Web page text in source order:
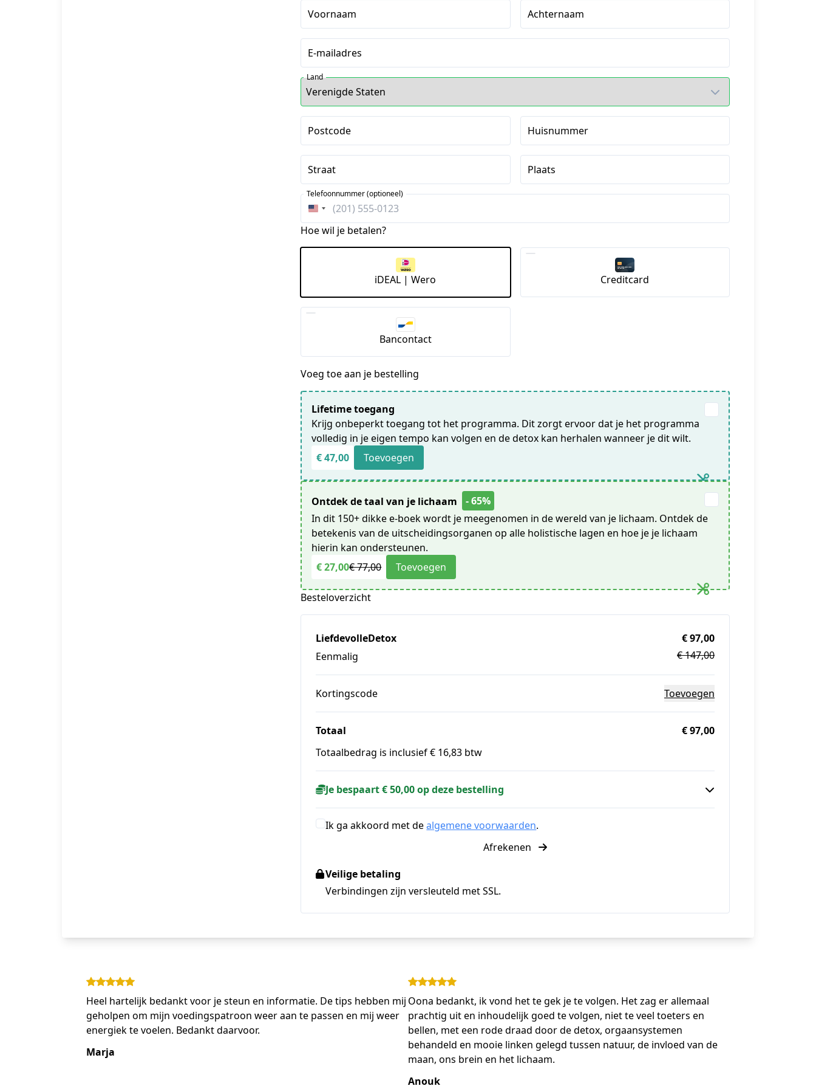
Voornaam Achternaam
E-mailadres
Land
Postcode Huisnummer
Straat Plaats
Verenigde
Staten
Telefoonnummer (optioneel)
Hoe wil je betalen?
iDEAL | Wero Creditcard
Bancontact
Voeg toe aan je bestelling
Lifetime toegang
Krijg onbeperkt toegang tot het programma. Dit zorgt ervoor dat je het programma
volledig in je eigen tempo kan volgen en de detox kan herhalen wanneer je dit wilt.
€ 47,00
Toevoegen
Ontdek de taal van je lichaam
- 65%
In dit 150+ dikke e-boek wordt je meegenomen in de wereld van je lichaam. Ontdek de
betekenis van de uitscheidingsorganen op alle holistische lagen en hoe je je lichaam
hierin kan ondersteunen.
€ 27,00€ 77,00 Toevoegen
Besteloverzicht
LiefdevolleDetox
Eenmalig
€ 97,00
€ 147,00
Kortingscode Toevoegen
Totaal
€ 97,00
Totaalbedrag is inclusief € 16,83 btw
Je bespaart € 50,00 op deze bestelling
Ik ga akkoord met dealgemene voorwaarden.
Afrekenen
Veilige betaling
Verbindingen zijn versleuteld met SSL.
Heel hartelijk bedankt voor je steun en informatie. De tips hebben mij
geholpen om mijn voedingspatroon weer aan te passen en mij weer
energiek te voelen. Bedankt daarvoor.
Marja
Oona bedankt, ik vond het te gek je te volgen. Het zag er allemaal
prachtig uit en inhoudelijk goed te volgen, niet te veel toeters en
bellen, met een rode draad door de detox, orgaansystemen
behandeld en mooie linken gelegd tussen natuur, de invloed van de
maan, ons brein en het lichaam.
Anouk